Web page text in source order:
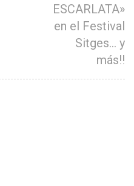
ESCARLATA»
en el Festival
Sitges… y
más!!